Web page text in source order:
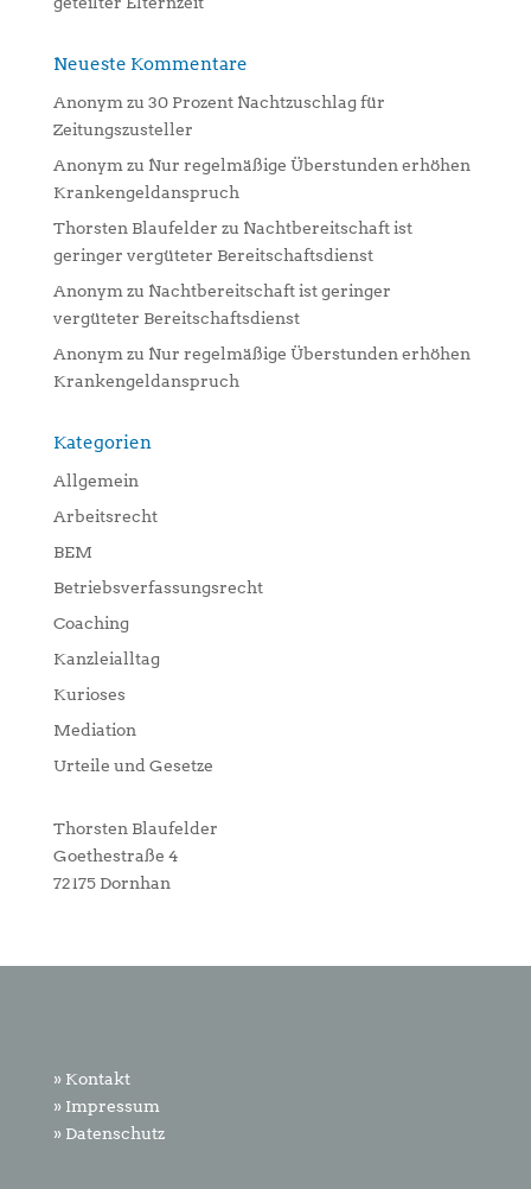
Neueste Kommentare
Anonym zu 30 Prozent Nachtzuschlag für
Zeitungszusteller
Anonym zu Nur regelmäßige Überstunden erhöhen
Krankengeldanspruch
Thorsten Blaufelder zu Nachtbereitschaft ist
geringer vergüteter Bereitschaftsdienst
Anonym zu Nachtbereitschaft ist geringer
vergüteter Bereitschaftsdienst
Anonym zu Nur regelmäßige Überstunden erhöhen
Krankengeldanspruch
Kategorien
Allgemein
Arbeitsrecht
BEM
Betriebsverfassungsrecht
Coaching
Kanzleialltag
Kurioses
Mediation
Urteile und Gesetze
Thorsten Blaufelder
Goethestraße 4
72175 Dornhan
» Kontakt
» Impressum
» Datenschutz